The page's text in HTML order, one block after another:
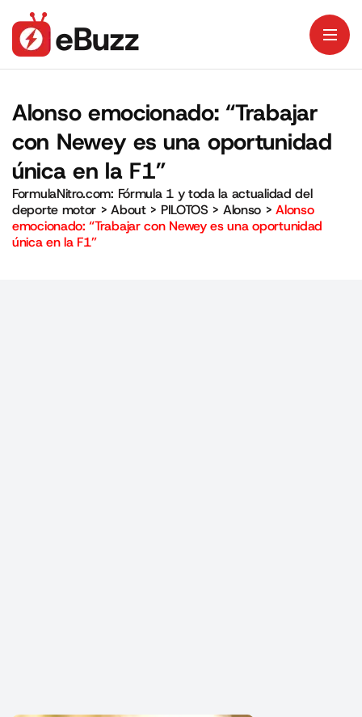
Alonso emocionado: “Trabajar
con Newey es una oportunidad
única en la F1”
FormulaNitro.com: Fórmula 1 y toda la actualidad del
deporte motor >About> PILOTOS > Alonso >Alonso
emocionado: “Trabajar con Newey es una oportunidad
única en la F1”